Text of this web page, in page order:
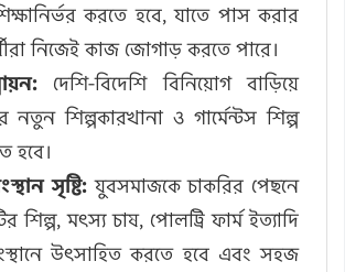
করতে হবে, যাতে পাস করার
নিজেই কাজ জোগাড় করতে পারে।
দেশি-বিদেশি বিনিয়োগ বাড়িয়ে
নতুন শিল্পকারখানা ও গার্মেন্টস শিল্প
হবে।
সৃষ্টি:যুবসমাজকে চাকরির পেছনে
শিল্প, মৎস্য চাষ, পোলট্রি ফার্ম ইত্যাদি
উৎসাহিত করতে হবে এবং সহজ